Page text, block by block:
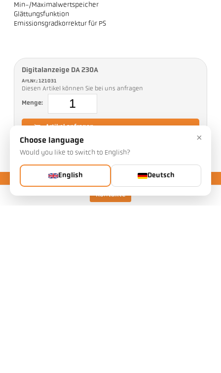
Kontakte
Min-/Maximalwertspeicher
Glättungsfunktion
Emissionsgradkorrektur für PS
Digitalanzeige DA 230A
Art.Nr.: 121031
Diesen Artikel können Sie bei uns anfragen
Menge:
Artikel anfragen
×
Choose language
Would you like to switch to English?
English Deutsch